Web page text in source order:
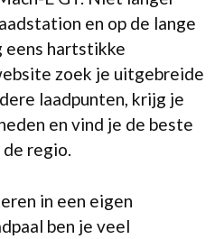
en op de lange
eens hartstikke
zoek je uitgebreide
laadpunten, krijg je
en vind je de beste
regio.
in een eigen
ben je veel